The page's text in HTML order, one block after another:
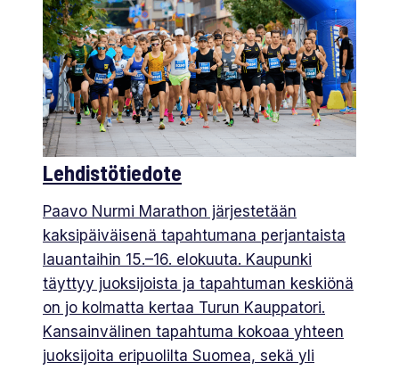
Lehdistötiedote
Paavo Nurmi Marathon järjestetään
kaksipäiväisenä tapahtumana perjantaista
lauantaihin 15.–16. elokuuta. Kaupunki
täyttyy juoksijoista ja tapahtuman keskiönä
on jo kolmatta kertaa Turun Kauppatori.
Kansainvälinen tapahtuma kokoaa yhteen
juoksijoita eripuolilta Suomea, sekä yli